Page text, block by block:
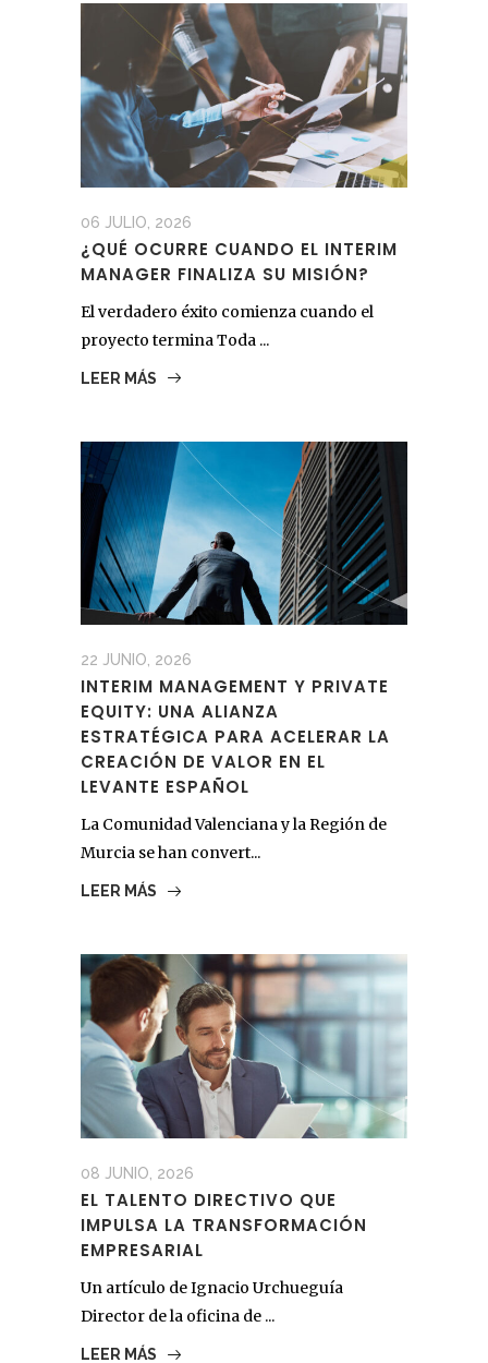
06 JULIO, 2026
¿QUÉ OCURRE CUANDO EL INTERIM
MANAGER FINALIZA SU MISIÓN?
El verdadero éxito comienza cuando el
proyecto termina Toda ...
LEER MÁS
22 JUNIO, 2026
INTERIM MANAGEMENT Y PRIVATE
EQUITY: UNA ALIANZA
ESTRATÉGICA PARA ACELERAR LA
CREACIÓN DE VALOR EN EL
LEVANTE ESPAÑOL
La Comunidad Valenciana y la Región de
Murcia se han convert...
LEER MÁS
08 JUNIO, 2026
EL TALENTO DIRECTIVO QUE
IMPULSA LA TRANSFORMACIÓN
EMPRESARIAL
Un artículo de Ignacio Urchueguía
Director de la oficina de ...
LEER MÁS